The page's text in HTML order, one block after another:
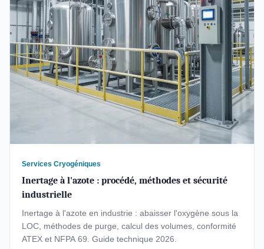
Services Cryogéniques
Inertage à l'azote : procédé, méthodes et sécurité
industrielle
Inertage à l'azote en industrie : abaisser l'oxygène sous la
LOC, méthodes de purge, calcul des volumes, conformité
ATEX et NFPA 69. Guide technique 2026.